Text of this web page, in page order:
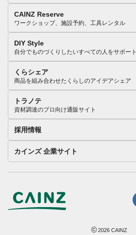
CAINZ Reserve
ワークショップ、施設予約、工具レンタル
DIY Style
自分でものづくりしたいすべての人をサポート
くらシェア
商品を組み合わせたくらしのアイデアシェア
トラノテ
資材調達のプロ向け通販サイト
採用情報
カインズ 企業サイト
©2026 CAINZ